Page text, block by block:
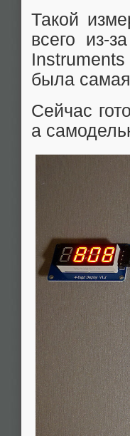
Такой
всего из-
была
Сейчас
а